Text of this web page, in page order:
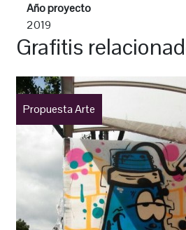
Año proyecto
2019
Grafitis
Propuesta Arte